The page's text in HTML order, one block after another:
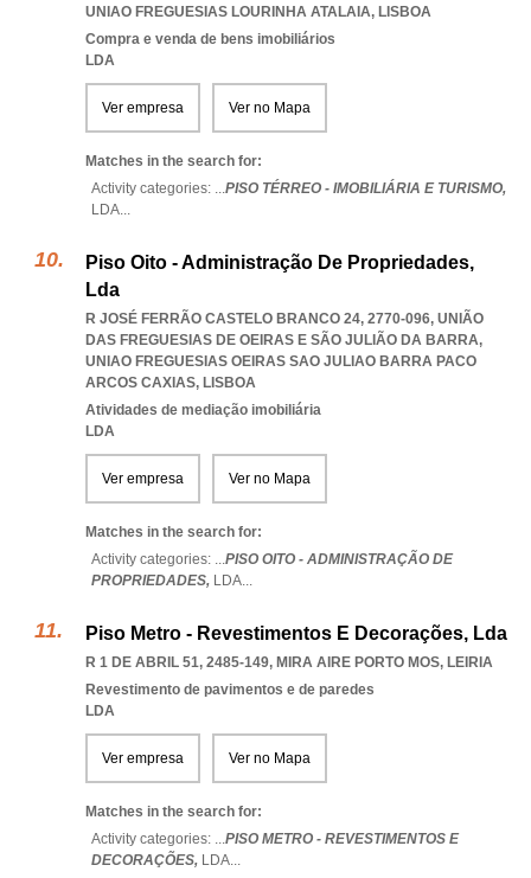
UNIAO FREGUESIAS LOURINHA ATALAIA, LISBOA
Compra e venda de bens imobiliários
LDA
Ver empresa Ver no Mapa
Matches in the search for:
Activity categories: ...PISO TÉRREO - IMOBILIÁRIA E TURISMO,
LDA...
Piso Oito - Administração De Propriedades,
Lda
R JOSÉ FERRÃO CASTELO BRANCO 24, 2770-096, UNIÃO
DAS FREGUESIAS DE OEIRAS E SÃO JULIÃO DA BARRA,
UNIAO FREGUESIAS OEIRAS SAO JULIAO BARRA PACO
ARCOS CAXIAS, LISBOA
Atividades de mediação imobiliária
LDA
Ver empresa Ver no Mapa
Matches in the search for:
Activity categories: ...PISO OITO - ADMINISTRAÇÃO DE
PROPRIEDADES, LDA...
Piso Metro - Revestimentos E Decorações, Lda
R 1 DE ABRIL 51, 2485-149, MIRA AIRE PORTO MOS, LEIRIA
Revestimento de pavimentos e de paredes
LDA
Ver empresa Ver no Mapa
Matches in the search for:
Activity categories: ...PISO METRO - REVESTIMENTOS E
DECORAÇÕES, LDA...